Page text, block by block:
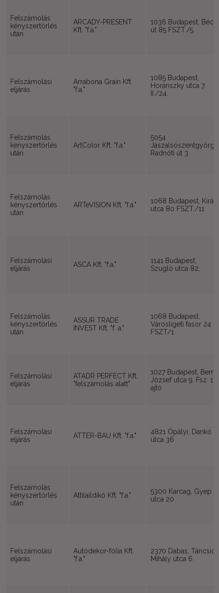
Felszámolás
kényszertörlés
után
ARCADY-PRESENT
Kft. "f.a."
1036 Budapest, Bécsi
út 85 FSZT./5.
Felszámolási
eljárás
Arrabona Grain Kft.
"f.a."
1085 Budapest,
Horánszky utca 7.
II./24.
Felszámolás
kényszertörlés
után
ArtColor Kft. "f.a."
5054
Radnóti út 3
Felszámolás
kényszertörlés
után
ARTeVISION Kft. "f.a."
1068 Budapest,
utca 80 FSZT./11
Felszámolási
eljárás
ASCA Kft. "f.a."
1141 Budapest,
Szugló utca 82,
Felszámolás
kényszertörlés
után
ASSUR TRADE
INVEST Kft. "f. a."
1068 Budapest,
Városligeti fasor 24
FSZT/1
Felszámolási
eljárás
ATADR PERFECT Kft.
"felszámolás alatt"
1027 Budapest, Bem
József utca 9. Fsz. 10.
ajtó
Felszámolási
eljárás
ATTER-BAU Kft. "f.a."
4821 Ópályi, Dankó
utca 36
Felszámolás
kényszertörlés
után
Attilaildikó Kft. "f.a."
5300 Karcag, Gyep
utca 20
Felszámolási
eljárás
Autódekor-fólia Kft.
"f.a."
2370 Dabas, Táncsics
Mihály utca 6.